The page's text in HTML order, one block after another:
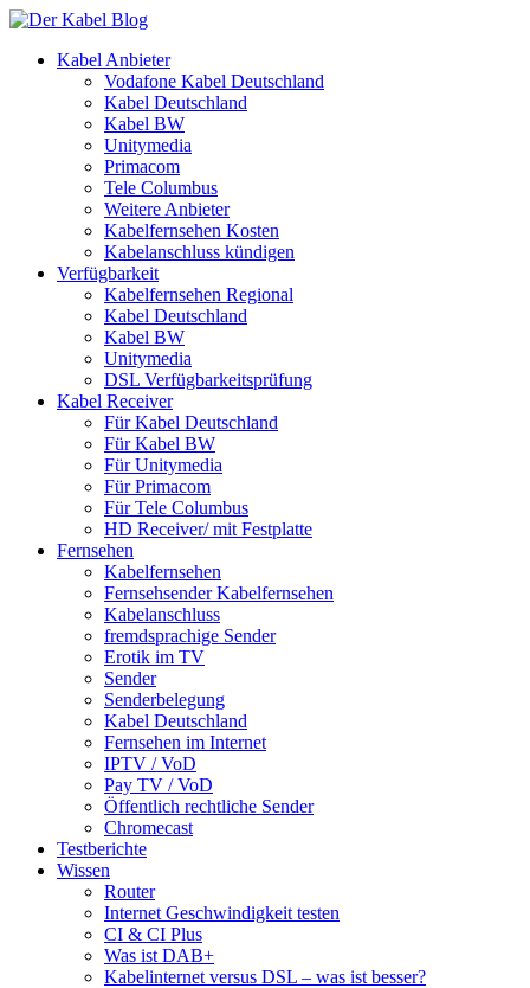
Kabel Anbieter
Vodafone Kabel Deutschland
Kabel Deutschland
Kabel BW
Unitymedia
Primacom
Tele Columbus
Weitere Anbieter
Kabelfernsehen Kosten
Kabelanschluss kündigen
Verfügbarkeit
Kabelfernsehen Regional
Kabel Deutschland
Kabel BW
Unitymedia
DSL Verfügbarkeitsprüfung
Kabel Receiver
Für Kabel Deutschland
Für Kabel BW
Für Unitymedia
Für Primacom
Für Tele Columbus
HD Receiver/ mit Festplatte
Fernsehen
Kabelfernsehen
Fernsehsender Kabelfernsehen
Kabelanschluss
fremdsprachige Sender
Erotik im TV
Sender
Senderbelegung
Kabel Deutschland
Fernsehen im Internet
IPTV / VoD
Pay TV / VoD
Öffentlich rechtliche Sender
Chromecast
Testberichte
Wissen
Router
Internet Geschwindigkeit testen
CI & CI Plus
Was ist DAB+
Kabelinternet versus DSL – was ist besser?